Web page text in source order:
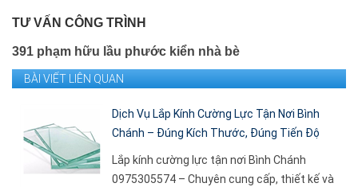
TƯ VẤN CÔNG TRÌNH
391 phạm hữu lầu phước kiển nhà bè
BÀI VIẾT LIÊN QUAN
Dịch Vụ Lắp Kính Cường Lực Tận Nơi Bình
Chánh – Đúng Kích Thước, Đúng Tiến Độ
Lắp kính cường lực tận nơi Bình Chánh
0975305574 – Chuyên cung cấp, thiết kế và